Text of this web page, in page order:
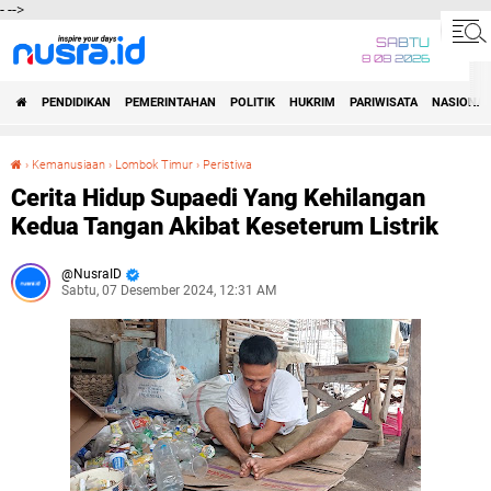
--->
SABTU
8 08 2026
PENDIDIKAN PEMERINTAHAN POLITIK HUKRIM PARIWISATA NASIONAL
› Kemanusiaan › Lombok Timur › Peristiwa
Cerita Hidup Supaedi Yang Kehilangan
Kedua Tangan Akibat Keseterum Listrik
NusraID
Sabtu, 07 Desember 2024, 12:31 AM